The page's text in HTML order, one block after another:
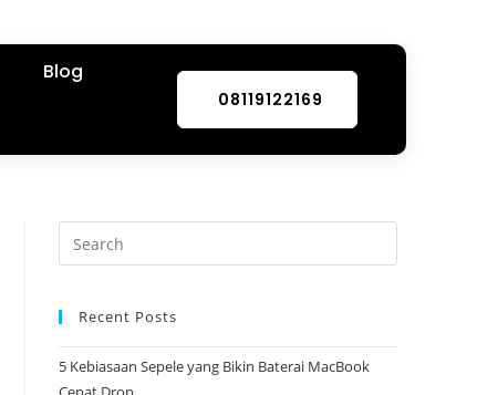
Blog
08119122169
Recent Posts
5 Kebiasaan Sepele yang Bikin Baterai MacBook